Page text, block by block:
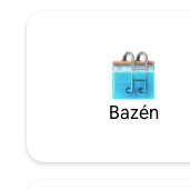
Bazén